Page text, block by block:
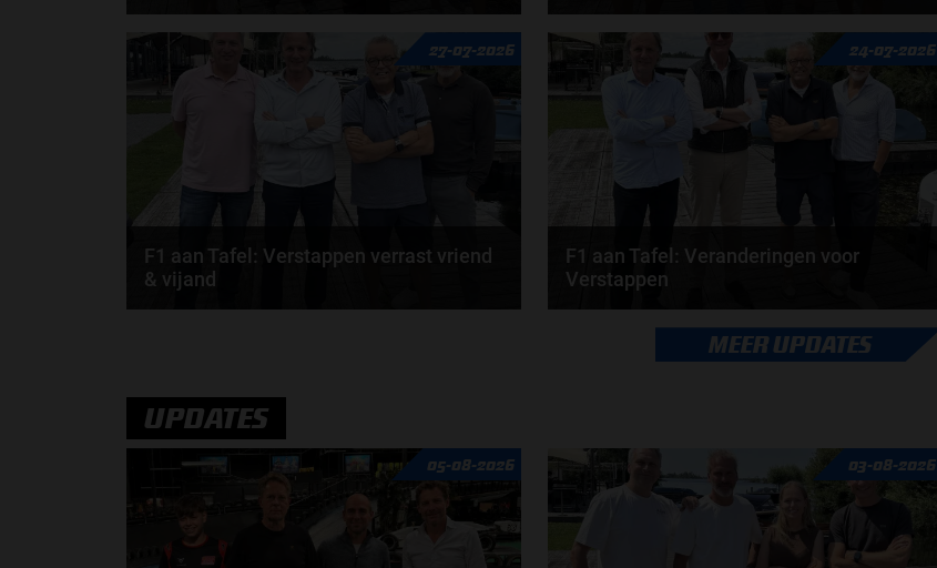
Max Verstappen adviseert Red Bull. Gaat George
Russell weg bij Mercedes? En moet de budgetcap...
Geen enkele sensor kan wat Max Verstappen voelt,
Formule 1-CEO Stefano Domenicali zorgt voor...
de redactie van Grand Prix Radio
27-07-2026
F1 aan Tafel: Verstappen verrast vriend
& vijand
doorde redactie van Grand Prix Radio
24-07-2026
F1 aan Tafel: Veranderingen voor
Verstappen
Veranderingen aanstaande voor Max Verstappen en
Red Bull. McLaren en Aston Martin komen met
MEER UPDATES
UPDATES
05-08-2026 03-08-2026